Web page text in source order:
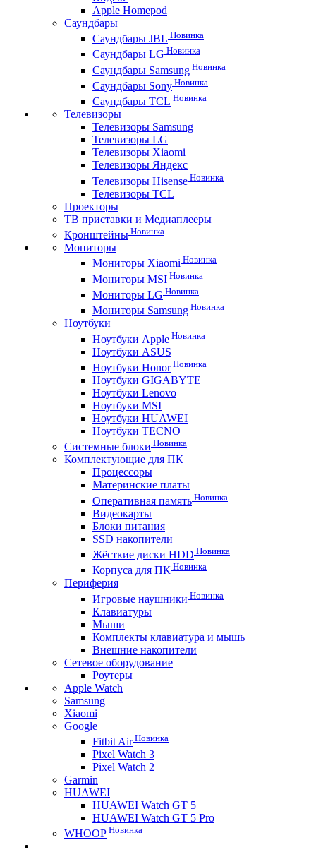
Apple Homepod
Саундбары
Саундбары JBL Новинка
Саундбары LG Новинка
Саундбары Samsung Новинка
Саундбары Sony Новинка
Саундбары TCL Новинка
Телевизоры
Телевизоры Samsung
Телевизоры LG
Телевизоры Xiaomi
Телевизоры Яндекс
Телевизоры Hisense Новинка
Телевизоры TCL
Проекторы
ТВ приставки и Медиаплееры
Кронштейны Новинка
Мониторы
Мониторы Xiaomi Новинка
Мониторы MSI Новинка
Мониторы LG Новинка
Мониторы Samsung Новинка
Ноутбуки
Ноутбуки Apple Новинка
Ноутбуки ASUS
Ноутбуки HonorНовинка
Ноутбуки GIGABYTE
Ноутбуки Lenovo
Ноутбуки MSI
Ноутбуки HUAWEI
Ноутбуки TECNO
Системные блоки Новинка
Комплектующие для ПК
Процессоры
Материнские платы
Оперативная память Новинка
Видеокарты
Блоки питания
SSD накопители
Жёсткие диски HDD Новинка
Корпуса для ПК Новинка
Периферия
Игровые наушники Новинка
Клавиатуры
Мыши
Комплекты клавиатура и мышь
Внешние накопители
Сетевое оборудование
Роутеры
Apple Watch
Samsung
Xiaomi
Google
Fitbit AirНовинка
Pixel Watch 3
Pixel Watch 2
Garmin
HUAWEI
HUAWEI Watch GT 5
HUAWEI Watch GT 5 Pro
WHOOP Новинка